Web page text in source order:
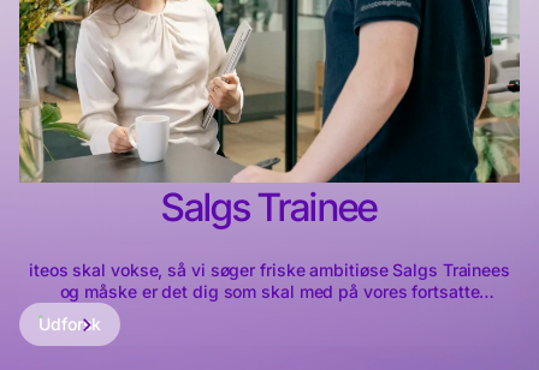
Salgs Trainee
iteos skal vokse, så vi søger friske ambitiøse Salgs Trainees
og måske er det dig som skal med på vores fortsatte
væksteventyr. Har du viljen til at blive blandt de bedste til
konsulent og projektsalg? Har du faglig passion og interessen
Udforsk